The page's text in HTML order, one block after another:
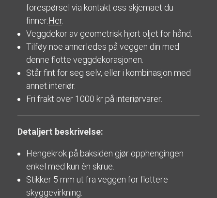
forespørsel via kontakt oss skjemaet du
finner:Her.
Veggdekor av geometrisk hjort oljet for hånd.
Tilføy noe annerledes på veggen din med
denne flotte veggdekorasjonen.
Står fint for seg selv, eller i kombinasjon med
annet interiør.
Fri frakt over 1000 kr på interiørvarer.
Detaljert beskrivelse:
Hengekrok på baksiden gjør opphengingen
enkel med kun èn skrue.
Stikker 5 mm ut fra veggen for flottere
skyggevirkning.